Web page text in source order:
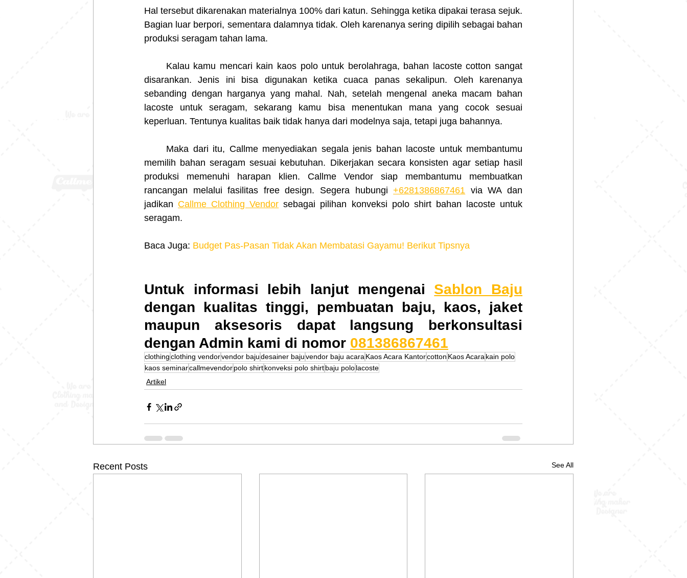
Hal tersebut dikarenakan materialnya 100% dari katun. Sehingga ketika dipakai terasa sejuk.
Bagian luar berpori, sementara dalamnya tidak. Oleh karenanya sering dipilih sebagai bahan
produksi seragam tahan lama.
disarankan. Jenis ini bisa digunakan ketika cuaca panas sekalipun. Oleh karenanya
sebanding dengan harganya yang mahal. Nah, setelah mengenal aneka macam bahan
lacoste untuk seragam, sekarang kamu bisa menentukan mana yang cocok sesuai
keperluan. Tentunya kualitas baik tidak hanya dari modelnya saja, tetapi juga bahannya.
memilih bahan seragam sesuai kebutuhan. Dikerjakan secara konsisten agar setiap hasil
produksi memenuhi harapan klien. Callme Vendor siap membantumu membuatkan
rancangan melalui fasilitas free design. Segera hubungi +6281386867461 via WA dan
jadikan Callme Clothing Vendor sebagai pilihan konveksi polo shirt bahan lacoste untuk
seragam.
Baca Juga: Budget Pas-Pasan Tidak Akan Membatasi Gayamu! Berikut Tipsnya
Untuk informasi lebih lanjut mengenai Sablon Baju
dengan kualitas tinggi, pembuatan baju, kaos, jaket
maupun aksesoris dapat langsung berkonsultasi
dengan Admin kami di nomor 081386867461
clothingclothing vendorvendor bajudesainer bajuvendor baju acara Kaos Acara Kantorcotton Kaos Acara kain polo
kaos seminarcallmevendorpolo shirtkonveksi polo shirtbaju pololacoste
Artikel
Recent Posts See All